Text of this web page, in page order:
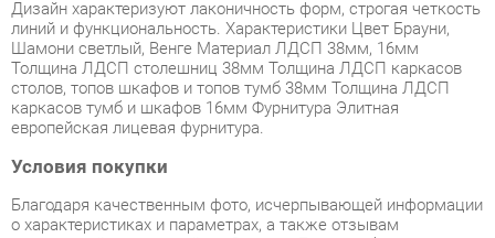
столов, топов шкафов и топов тумб 38мм Толщина ЛДСП
каркасов тумб и шкафов 16мм Фурнитура Элитная
европейская лицевая фурнитура.
Условия покупки
Благодаря качественным фото, исчерпывающей информации
о характеристиках и параметрах, а также отзывам
покупателей маркетплэйса «Спальни-Екатеринбург» купить
товар «Комплект офисной мебели ALSAV TAIM-MAX 04 Венге»
категории Готовые комплекты производства Alsav с
доставкой из Екатеринбурга по цене со скидкой и гарантией
от производителя не составит труда.